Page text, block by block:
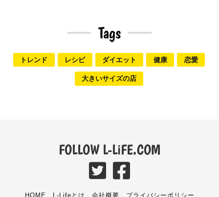
Tags
トレンド レシピ ダイエット 健康 恋愛
大きいサイズの店
FOLLOW L-LiFE.COM
HOME L-Lifeとは 会社概要 プライバシーポリシー